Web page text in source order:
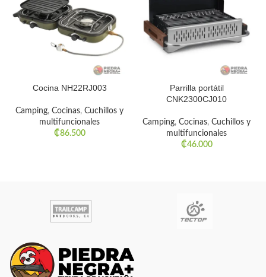
Cocina NH22RJ003
Camping, Cocinas, Cuchillos y
multifuncionales
₡86.500
Parrilla portátil
CNK2300CJ010
Camping, Cocinas, Cuchillos y
multifuncionales
₡46.000